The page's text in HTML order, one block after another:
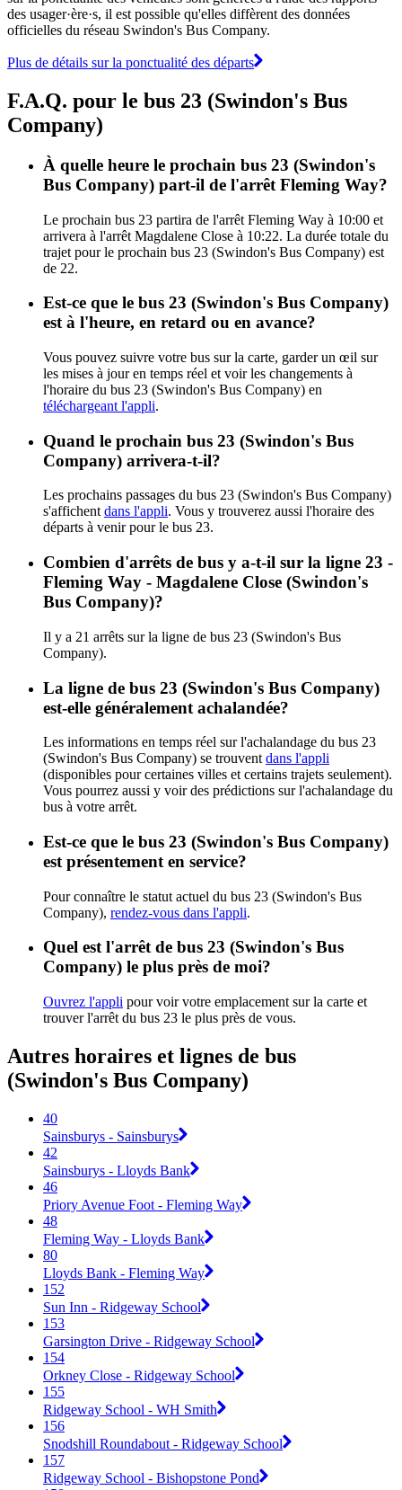
des usager·ère·s, il est possible qu'elles diffèrent des données
officielles du réseau Swindon's Bus Company.
Plus de détails sur la ponctualité des départs
F.A.Q. pour le bus 23 (Swindon's Bus
Company)
À quelle heure le prochain bus 23 (Swindon's
Bus Company) part-il de l'arrêt Fleming Way?
Le prochain bus 23 partira de l'arrêt Fleming Way à 10:00 et
arrivera à l'arrêt Magdalene Close à 10:22. La durée totale du
trajet pour le prochain bus 23 (Swindon's Bus Company) est
de 22.
Est-ce que le bus 23 (Swindon's Bus Company)
est à l'heure, en retard ou en avance?
Vous pouvez suivre votre bus sur la carte, garder un œil sur
les mises à jour en temps réel et voir les changements à
l'horaire du bus 23 (Swindon's Bus Company) en
téléchargeant l'appli.
Quand le prochain bus 23 (Swindon's Bus
Company) arrivera-t-il?
Les prochains passages du bus 23 (Swindon's Bus Company)
s'affichent dans l'appli. Vous y trouverez aussi l'horaire des
départs à venir pour le bus 23.
Combien d'arrêts de bus y a-t-il sur la ligne 23 -
Fleming Way - Magdalene Close (Swindon's
Bus Company)?
Il y a 21 arrêts sur la ligne de bus 23 (Swindon's Bus
Company).
La ligne de bus 23 (Swindon's Bus Company)
est-elle généralement achalandée?
Les informations en temps réel sur l'achalandage du bus 23
(Swindon's Bus Company) se trouvent dans l'appli
(disponibles pour certaines villes et certains trajets seulement).
Vous pourrez aussi y voir des prédictions sur l'achalandage du
bus à votre arrêt.
Est-ce que le bus 23 (Swindon's Bus Company)
est présentement en service?
Pour connaître le statut actuel du bus 23 (Swindon's Bus
Company), rendez-vous dans l'appli.
Quel est l'arrêt de bus 23 (Swindon's Bus
Company) le plus près de moi?
Ouvrez l'appli pour voir votre emplacement sur la carte et
trouver l'arrêt du bus 23 le plus près de vous.
Autres horaires et lignes de bus
(Swindon's Bus Company)
40
Sainsburys - Sainsburys
42
Sainsburys - Lloyds Bank
46
Priory Avenue Foot - Fleming Way
48
Fleming Way - Lloyds Bank
80
Lloyds Bank - Fleming Way
152
Sun Inn - Ridgeway School
153
Garsington Drive - Ridgeway School
154
Orkney Close - Ridgeway School
155
Ridgeway School - WH Smith
156
Snodshill Roundabout - Ridgeway School
157
Ridgeway School - Bishopstone Pond